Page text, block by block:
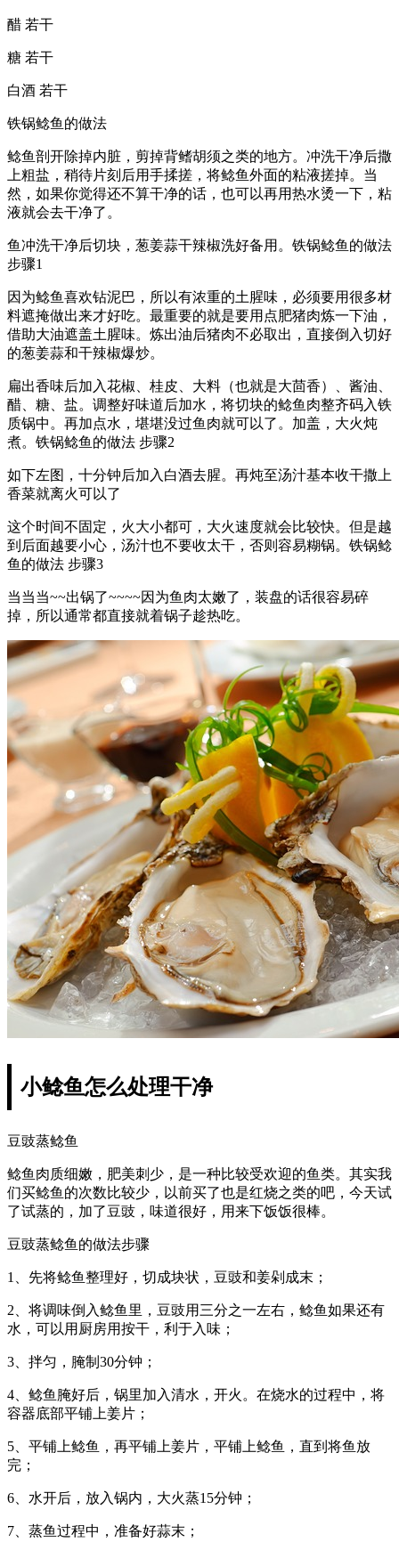
醋 若干
糖 若干
白酒 若干
铁锅鲶鱼的做法
鲶鱼剖开除掉内脏，剪掉背鳍胡须之类的地方。冲洗干净后撒
上粗盐，稍待片刻后用手揉搓，将鲶鱼外面的粘液搓掉。当
然，如果你觉得还不算干净的话，也可以再用热水烫一下，粘
液就会去干净了。
鱼冲洗干净后切块，葱姜蒜干辣椒洗好备用。铁锅鲶鱼的做法
步骤1
因为鲶鱼喜欢钻泥巴，所以有浓重的土腥味，必须要用很多材
料遮掩做出来才好吃。最重要的就是要用点肥猪肉炼一下油，
借助大油遮盖土腥味。炼出油后猪肉不必取出，直接倒入切好
的葱姜蒜和干辣椒爆炒。
扁出香味后加入花椒、桂皮、大料（也就是大茴香）、酱油、
醋、糖、盐。调整好味道后加水，将切块的鲶鱼肉整齐码入铁
质锅中。再加点水，堪堪没过鱼肉就可以了。加盖，大火炖
煮。铁锅鲶鱼的做法 步骤2
如下左图，十分钟后加入白酒去腥。再炖至汤汁基本收干撒上
香菜就离火可以了
这个时间不固定，火大小都可，大火速度就会比较快。但是越
到后面越要小心，汤汁也不要收太干，否则容易糊锅。铁锅鲶
鱼的做法 步骤3
当当当~~出锅了~~~~因为鱼肉太嫩了，装盘的话很容易碎
掉，所以通常都直接就着锅子趁热吃。
小鲶鱼怎么处理干净
豆豉蒸鲶鱼
鲶鱼肉质细嫩，肥美刺少，是一种比较受欢迎的鱼类。其实我
们买鲶鱼的次数比较少，以前买了也是红烧之类的吧，今天试
了试蒸的，加了豆豉，味道很好，用来下饭饭很棒。
豆豉蒸鲶鱼的做法步骤
1、先将鲶鱼整理好，切成块状，豆豉和姜剁成末；
2、将调味倒入鲶鱼里，豆豉用三分之一左右，鲶鱼如果还有
水，可以用厨房用按干，利于入味；
3、拌匀，腌制30分钟；
4、鲶鱼腌好后，锅里加入清水，开火。在烧水的过程中，将
容器底部平铺上姜片；
5、平铺上鲶鱼，再平铺上姜片，平铺上鲶鱼，直到将鱼放
完；
6、水开后，放入锅内，大火蒸15分钟；
7、蒸鱼过程中，准备好蒜末；